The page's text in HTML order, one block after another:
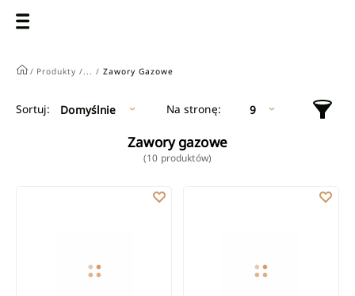
/ Produkty / ... / Zawory Gazowe
Sortuj: Domyślnie Na stronę: 9
Zawory gazowe
(10 produktów)
Kurek kulowy gazowy z pokrętłem motylkowym z gwintem GW/
Kurek kulowy gazowy z